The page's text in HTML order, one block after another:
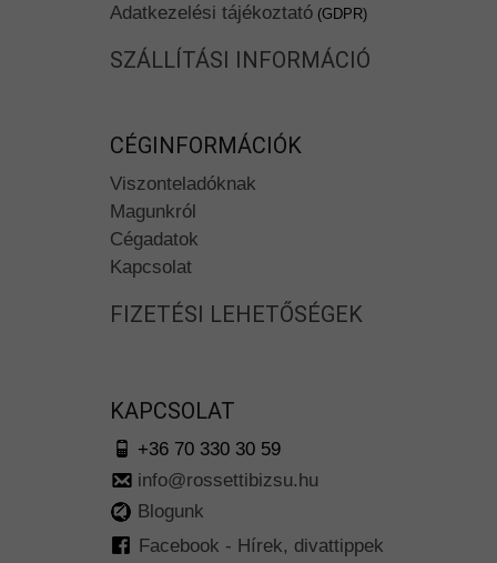
Adatkezelési tájékoztató (GDPR)
SZÁLLÍTÁSI INFORMÁCIÓ
CÉGINFORMÁCIÓK
Viszonteladóknak
Magunkról
Cégadatok
Kapcsolat
FIZETÉSI LEHETŐSÉGEK
KAPCSOLAT
+36 70 330 30 59
info@rossettibizsu.hu
Blogunk
Facebook - Hírek, divattippek